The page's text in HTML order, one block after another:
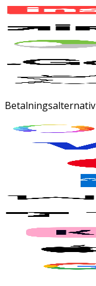
Betalningsalternativ